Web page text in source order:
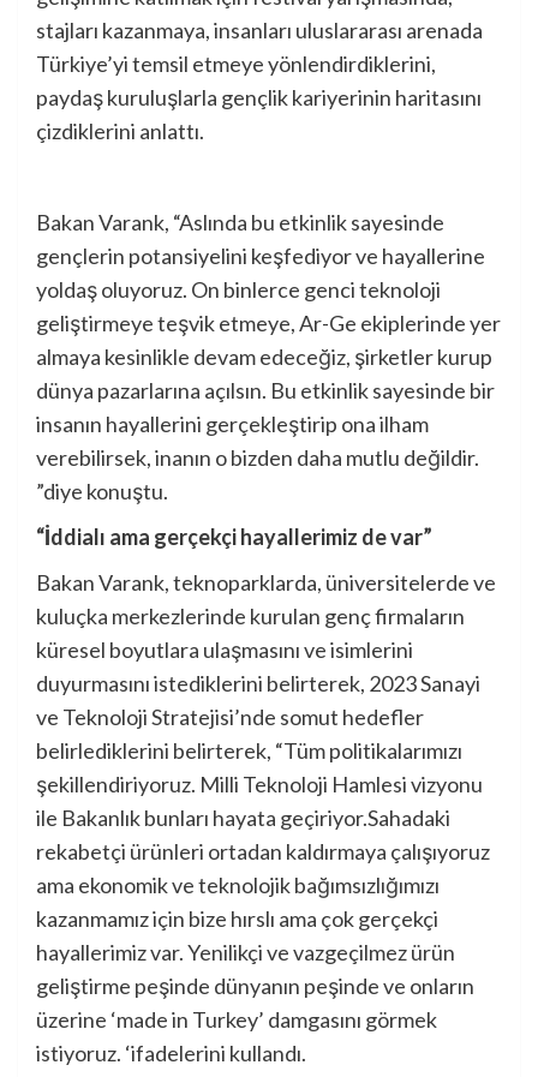
stajları kazanmaya, insanları uluslararası arenada
Türkiye’yi temsil etmeye yönlendirdiklerini,
paydaş kuruluşlarla gençlik kariyerinin haritasını
çizdiklerini anlattı.
Bakan Varank, “Aslında bu etkinlik sayesinde
gençlerin potansiyelini keşfediyor ve hayallerine
yoldaş oluyoruz. On binlerce genci teknoloji
geliştirmeye teşvik etmeye, Ar-Ge ekiplerinde yer
almaya kesinlikle devam edeceğiz, şirketler kurup
dünya pazarlarına açılsın. Bu etkinlik sayesinde bir
insanın hayallerini gerçekleştirip ona ilham
verebilirsek, inanın o bizden daha mutlu değildir.
”diye konuştu.
“İddialı ama gerçekçi hayallerimiz de var”
Bakan Varank, teknoparklarda, üniversitelerde ve
kuluçka merkezlerinde kurulan genç firmaların
küresel boyutlara ulaşmasını ve isimlerini
duyurmasını istediklerini belirterek, 2023 Sanayi
ve Teknoloji Stratejisi’nde somut hedefler
belirlediklerini belirterek, “Tüm politikalarımızı
şekillendiriyoruz. Milli Teknoloji Hamlesi vizyonu
ile Bakanlık bunları hayata geçiriyor.Sahadaki
rekabetçi ürünleri ortadan kaldırmaya çalışıyoruz
ama ekonomik ve teknolojik bağımsızlığımızı
kazanmamız için bize hırslı ama çok gerçekçi
hayallerimiz var. Yenilikçi ve vazgeçilmez ürün
geliştirme peşinde dünyanın peşinde ve onların
üzerine ‘made in Turkey’ damgasını görmek
istiyoruz. ‘ifadelerini kullandı.